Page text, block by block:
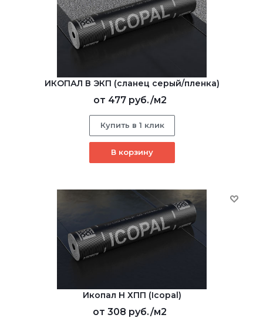
ИКОПАЛ В ЭКП (сланец серый/пленка)
от 477 руб./м2
Купить в 1 клик
В корзину
Икопал Н ХПП (Icopal)
от 308 руб./м2